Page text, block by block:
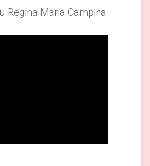
Regina Maria Campina